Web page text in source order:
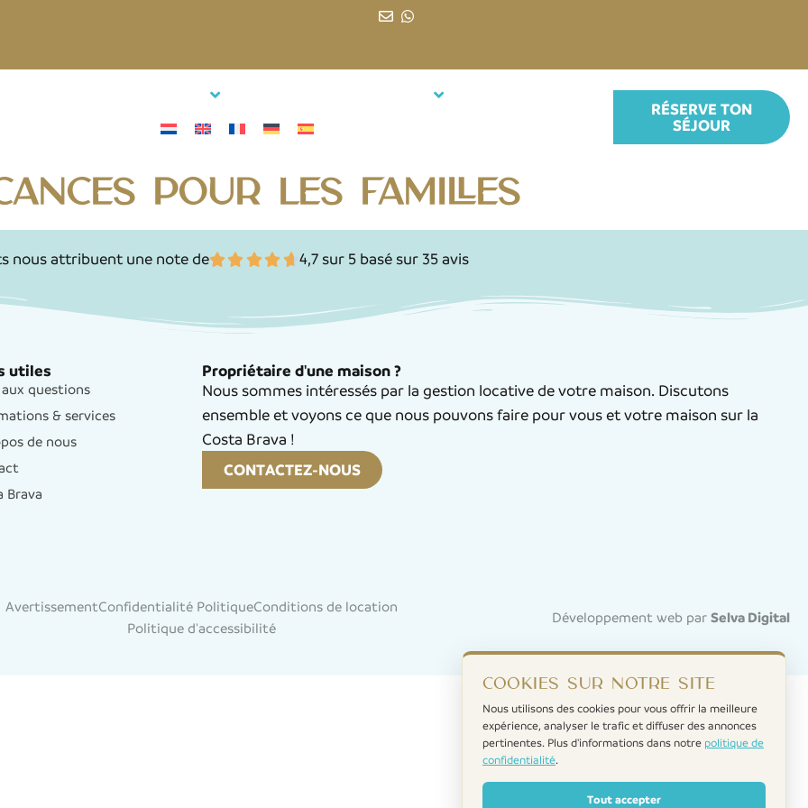
RÉSERVE TON
SÉJOUR
pour les familles
nous attribuent une note de 4,7 sur 5 basé sur 35 avis
utiles
aux questions
& services
de nous
Brava
Propriétaire d'une maison ?
Nous sommes intéressés par la gestion locative de votre maison. Discutons
ensemble et voyons ce que nous pouvons faire pour vous et votre maison sur la
Costa Brava !
CONTACTEZ-NOUS
AvertissementConfidentialité PolitiqueConditions de location
Politique d'accessibilité
Développement web par Selva Digital
Cookies sur notre site
Nous utilisons des cookies pour vous offrir la meilleure
expérience, analyser le trafic et diffuser des annonces
pertinentes. Plus d'informations dans notre politique de
confidentialité.
Tout accepter